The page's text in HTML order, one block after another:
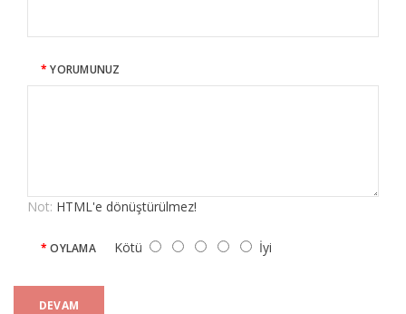
YORUMUNUZ
Not: HTML'e dönüştürülmez!
OYLAMAKötü İyi
DEVAM